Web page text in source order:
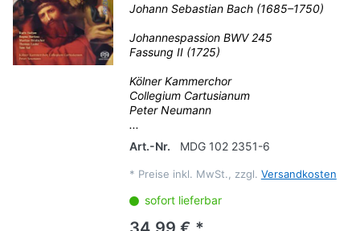
Johann Sebastian Bach (1685–1750)
Johannespassion BWV 245
Fassung II (1725)
Kölner Kammerchor
Collegium Cartusianum
Peter Neumann
...
Art.-Nr.
MDG 102 2351-6
* Preise inkl. MwSt., zzgl. Versandkosten
sofort lieferbar